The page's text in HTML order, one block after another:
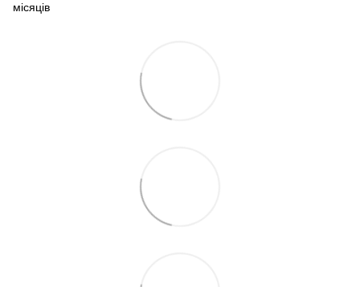
місяців